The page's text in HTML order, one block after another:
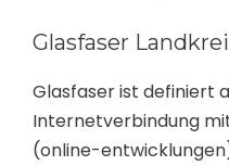
Glasfaser
Glasfaser ist definiert
Internetverbindung
(online-